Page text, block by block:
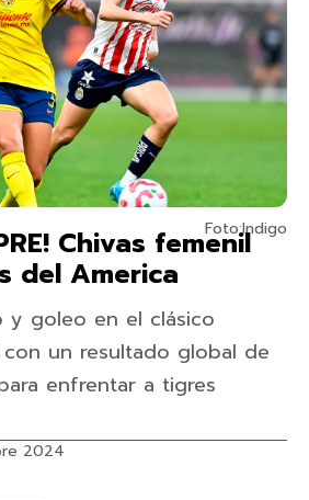
Foto:Indigo
Chivas femenil
del America
y goleo en el clásico
un resultado global de
enfrentar a tigres
2024